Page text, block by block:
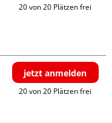
20 von 20 Plätzen frei
jetzt anmelden
20 von 20 Plätzen frei